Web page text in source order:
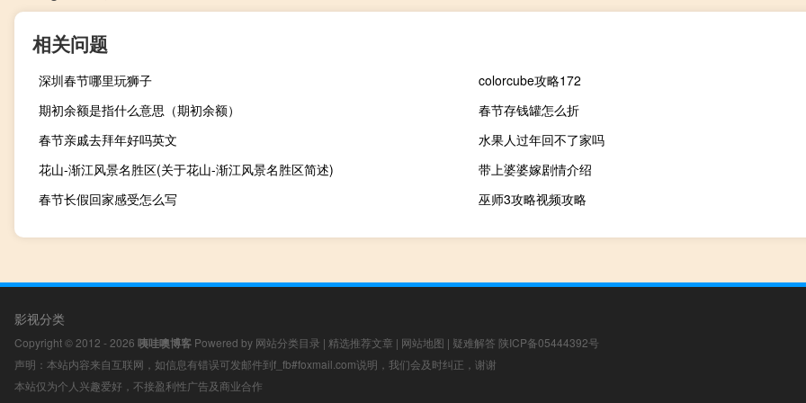
相关问题
深圳春节哪里玩狮子
colorcube攻略172
期初余额是指什么意思（期初余额）
春节存钱罐怎么折
春节亲戚去拜年好吗英文
水果人过年回不了家吗
花山-渐江风景名胜区(关于花山-渐江风景名胜区简述)
带上婆婆嫁剧情介绍
春节长假回家感受怎么写
巫师3攻略视频攻略
影视分类
Copyright © 2012 - 2026 咦哇噢博客 Powered by 网站分类目录 | 精选推荐文章 | 网站地图 | 疑难解答 陕ICP备05444392号
声明：本站内容来自互联网，如信息有错误可发邮件到f_fb#foxmail.com说明，我们会及时纠正，谢谢
本站仅为个人兴趣爱好，不接盈利性广告及商业合作